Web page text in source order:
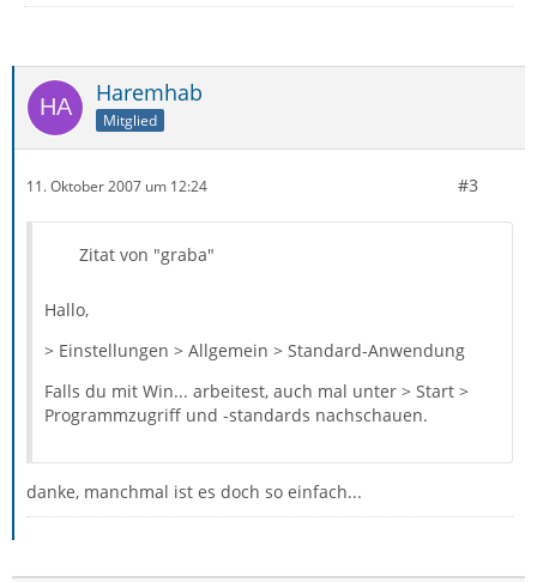
Haremhab
Mitglied
11. Oktober 2007 um 12:24 #3
Zitat von "graba"
Hallo,
> Einstellungen > Allgemein > Standard-Anwendung
Falls du mit Win... arbeitest, auch mal unter > Start >
Programmzugriff und -standards nachschauen.
danke, manchmal ist es doch so einfach...